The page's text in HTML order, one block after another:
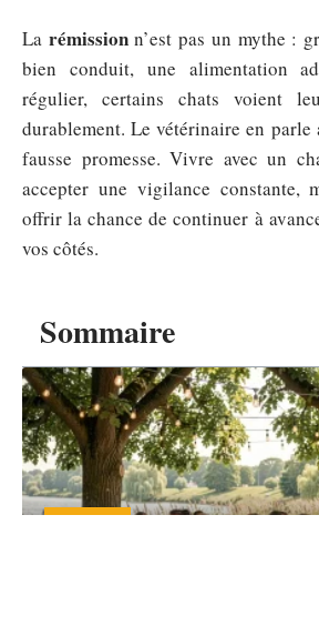
Sommaire
La rémissionn’est pas un mythe :
bien conduit, une alimentation
régulier, certains chats voient
durablement. Le vétérinaire en parle
fausse promesse. Vivre avec un
accepter une vigilance constante,
offrir la chance de continuer à
vos côtés.